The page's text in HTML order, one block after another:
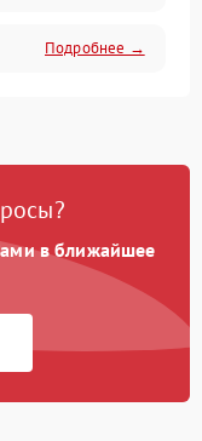
Подробнее →
в ближайшее